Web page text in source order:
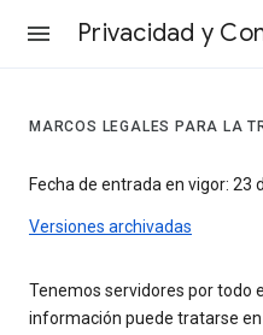
MARCOS LEGALES PARA LA
Fecha de entrada en vigor: 23
Versiones archivadas
Tenemos servidores por todo
información puede tratarse